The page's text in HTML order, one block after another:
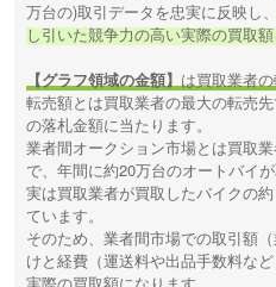
万台の)取引データを忠実に反映し
し引いた競争力の高い実際の買取
【グラフ領域の金額】 は買取業者
転売額とは買取業者の最大の転売
の落札金額に当たります。
業者間オークション市場とは買取
で、年間に約20万台のオートバイが
実は買取業者が買取したバイクの
ています。
そのため、業者間市場での取引額
けと経費（運送料や出品手数料な
実際の買取額になります。